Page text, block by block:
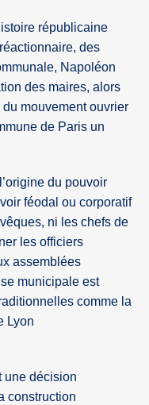
républicaine
des
Napoléon
des maires, alors
mouvement ouvrier
de Paris un
du pouvoir
féodal ou corporatif
ni les chefs de
les officiers
assemblées
municipale est
comme la
Lyon
une décision
construction